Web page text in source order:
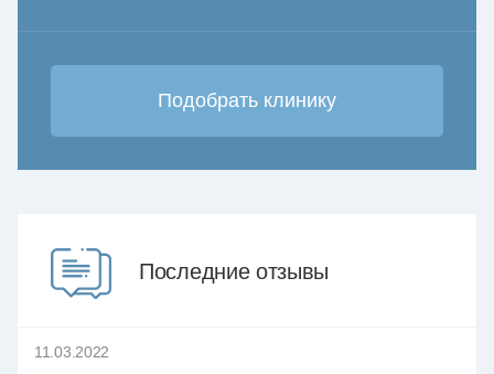
Последние отзывы
11.03.2022